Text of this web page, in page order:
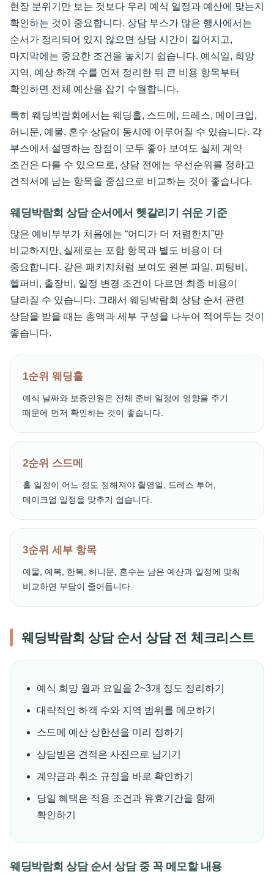
현장 분위기만 보는 것보다 우리 예식 일정과 예산에 맞는지
확인하는 것이 중요합니다. 상담 부스가 많은 행사에서는
순서가 정리되어 있지 않으면 상담 시간이 길어지고,
마지막에는 중요한 조건을 놓치기 쉽습니다. 예식일, 희망
지역, 예상 하객 수를 먼저 정리한 뒤 큰 비용 항목부터
확인하면 전체 예산을 잡기 수월합니다.
특히 웨딩박람회에서는 웨딩홀, 스드메, 드레스, 메이크업,
허니문, 예물, 혼수 상담이 동시에 이루어질 수 있습니다. 각
부스에서 설명하는 장점이 모두 좋아 보여도 실제 계약
조건은 다를 수 있으므로, 상담 전에는 우선순위를 정하고
견적서에 남는 항목을 중심으로 비교하는 것이 좋습니다.
웨딩박람회 상담 순서에서 헷갈리기 쉬운 기준
많은 예비부부가 처음에는 “어디가 더 저렴한지”만
비교하지만, 실제로는 포함 항목과 별도 비용이 더
중요합니다. 같은 패키지처럼 보여도 원본 파일, 피팅비,
헬퍼비, 출장비, 일정 변경 조건이 다르면 최종 비용이
달라질 수 있습니다. 그래서 웨딩박람회 상담 순서 관련
상담을 받을 때는 총액과 세부 구성을 나누어 적어두는 것이
좋습니다.
1순위 웨딩홀
예식 날짜와 보증인원은 전체 준비 일정에 영향을 주기
때문에 먼저 확인하는 것이 좋습니다.
2순위 스드메
홀 일정이 어느 정도 정해져야 촬영일, 드레스 투어,
메이크업 일정을 맞추기 쉽습니다.
3순위 세부 항목
예물, 예복, 한복, 허니문, 혼수는 남은 예산과 일정에 맞춰
비교하면 부담이 줄어듭니다.
웨딩박람회 상담 순서 상담 전 체크리스트
예식 희망 월과 요일을 2~3개 정도 정리하기
대략적인 하객 수와 지역 범위를 메모하기
스드메 예산 상한선을 미리 정하기
상담받은 견적은 사진으로 남기기
계약금과 취소 규정을 바로 확인하기
당일 혜택은 적용 조건과 유효기간을 함께
확인하기
웨딩박람회 상담 순서 상담 중 꼭 메모할 내용